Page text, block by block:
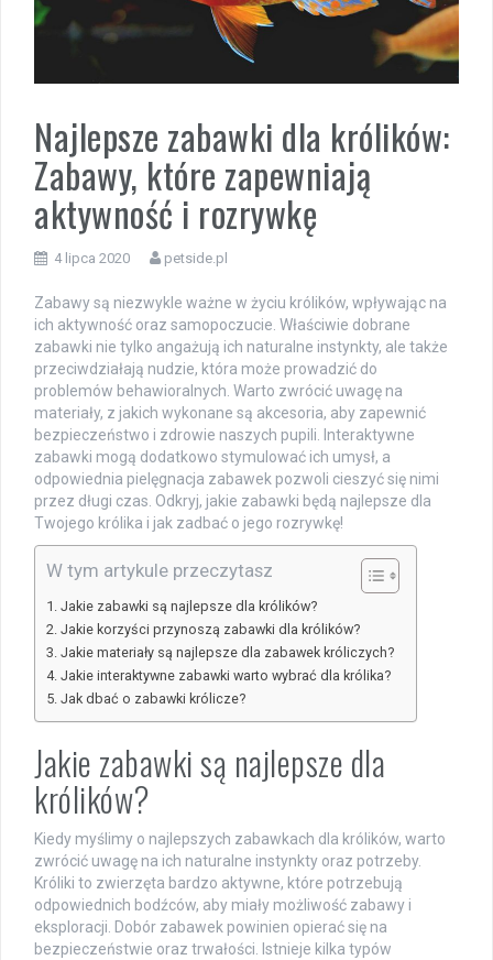
Najlepsze zabawki dla królików:
Zabawy, które zapewniają
aktywność i rozrywkę
4 lipca 2020 petside.pl
Zabawy są niezwykle ważne w życiu królików, wpływając na
ich aktywność oraz samopoczucie. Właściwie dobrane
zabawki nie tylko angażują ich naturalne instynkty, ale także
przeciwdziałają nudzie, która może prowadzić do
problemów behawioralnych. Warto zwrócić uwagę na
materiały, z jakich wykonane są akcesoria, aby zapewnić
bezpieczeństwo i zdrowie naszych pupili. Interaktywne
zabawki mogą dodatkowo stymulować ich umysł, a
odpowiednia pielęgnacja zabawek pozwoli cieszyć się nimi
przez długi czas. Odkryj, jakie zabawki będą najlepsze dla
Twojego królika i jak zadbać o jego rozrywkę!
W tym artykule przeczytasz
Jakie zabawki są najlepsze dla królików?
Jakie korzyści przynoszą zabawki dla królików?
Jakie materiały są najlepsze dla zabawek króliczych?
Jakie interaktywne zabawki warto wybrać dla królika?
Jak dbać o zabawki królicze?
Jakie zabawki są najlepsze dla
królików?
Kiedy myślimy o najlepszych zabawkach dla królików, warto
zwrócić uwagę na ich naturalne instynkty oraz potrzeby.
Króliki to zwierzęta bardzo aktywne, które potrzebują
odpowiednich bodźców, aby miały możliwość zabawy i
eksploracji. Dobór zabawek powinien opierać się na
bezpieczeństwie oraz trwałości. Istnieje kilka typów